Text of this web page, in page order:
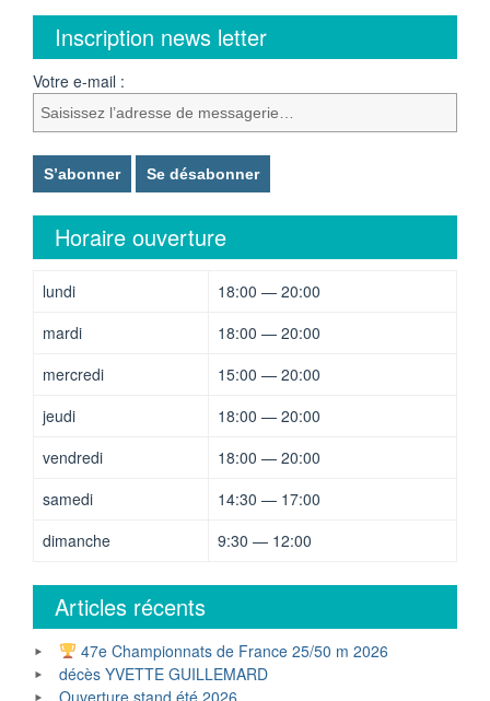
Inscription news letter
Votre e-mail :
Horaire ouverture
lundi
18:00 — 20:00
mardi
18:00 — 20:00
mercredi
15:00 — 20:00
jeudi
18:00 — 20:00
vendredi
18:00 — 20:00
samedi
14:30 — 17:00
dimanche
9:30 — 12:00
Articles récents
47e Championnats de France 25/50 m 2026
décès YVETTE GUILLEMARD
Ouverture stand été 2026